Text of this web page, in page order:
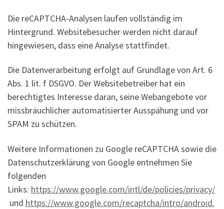
Die reCAPTCHA-Analysen laufen vollständig im
Hintergrund. Websitebesucher werden nicht darauf
hingewiesen, dass eine Analyse stattfindet.
Die Datenverarbeitung erfolgt auf Grundlage von Art. 6
Abs. 1 lit. f DSGVO. Der Websitebetreiber hat ein
berechtigtes Interesse daran, seine Webangebote vor
missbräuchlicher automatisierter Ausspähung und vor
SPAM zu schützen.
Weitere Informationen zu Google reCAPTCHA sowie die
Datenschutzerklärung von Google entnehmen Sie
folgenden
Links: https://www.google.com/intl/de/policies/privacy/
und https://www.google.com/recaptcha/intro/android.